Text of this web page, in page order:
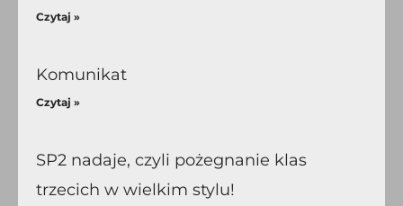
Czytaj »
Komunikat
Czytaj »
SP2 nadaje, czyli pożegnanie klas
trzecich w wielkim stylu!